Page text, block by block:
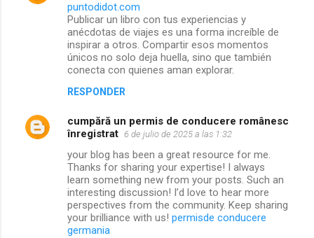
puntodidot.com
Publicar un libro con tus experiencias y
anécdotas de viajes es una forma increíble de
inspirar a otros. Compartir esos momentos
únicos no solo deja huella, sino que también
conecta con quienes aman explorar.
RESPONDER
cumpără un permis de conducere românesc
înregistrat 6 de julio de 2025 a las 1:32
your blog has been a great resource for me.
Thanks for sharing your expertise! I always
learn something new from your posts. Such an
interesting discussion! I’d love to hear more
perspectives from the community. Keep sharing
your brilliance with us! permisde conducere
germania